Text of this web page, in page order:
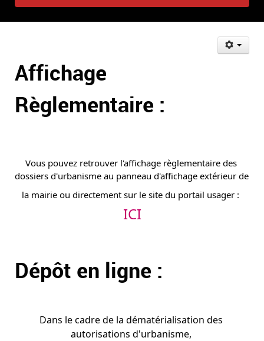
Affichage
Règlementaire :
Vous pouvez retrouver l'affichage règlementaire des
dossiers d'urbanisme au panneau d'affichage extérieur de
la mairie ou directement sur le site du portail usager :
ICI
Dépôt en ligne :
Dans le cadre de la dématérialisation des
autorisations d'urbanisme,